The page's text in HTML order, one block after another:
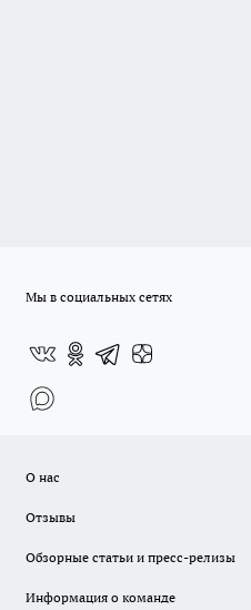
Мы в социальных сетях
О нас
Отзывы
Обзорные статьи и пресс-релизы
Информация о команде